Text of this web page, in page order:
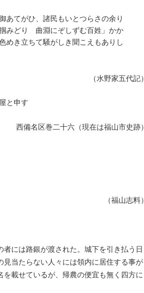
あてがひ、諸民もいとつらさの余り
みどり 曲淵にぞしずむ百姓」かか
き立ちて騒がしき聞こえもありし
（水野家五代記）
と申す
西備名区巻二十六（現在は福山市史跡）
（福山志料）
には路銀が渡された。城下を引き払う日
当たらない人々には領内に居住する事が
載せているが、帰農の便宜も無く四方に